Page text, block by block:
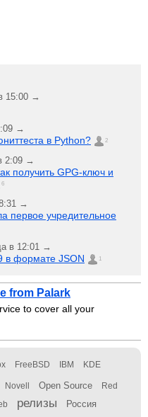
15:00 →
→
в Python? 2
2:09 →
получить GPG-ключ и
6
→
первое учредительное
в 12:01 →
в формате JSON 1
from Palark
to cover all your
FreeBSD IBM KDE
Novell Open Source Red
релизы Россия